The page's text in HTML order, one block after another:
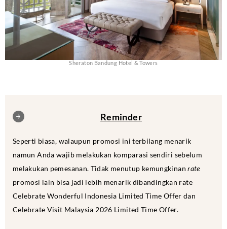
Sheraton Bandung Hotel & Towers
Reminder
Seperti biasa, walaupun promosi ini terbilang menarik
namun Anda wajib melakukan komparasi sendiri sebelum
melakukan pemesanan. Tidak menutup kemungkinanrate
promosi lain bisa jadi lebih menarik dibandingkan rate
Celebrate Wonderful Indonesia Limited Time Offer dan
Celebrate Visit Malaysia 2026 Limited Time Offer.